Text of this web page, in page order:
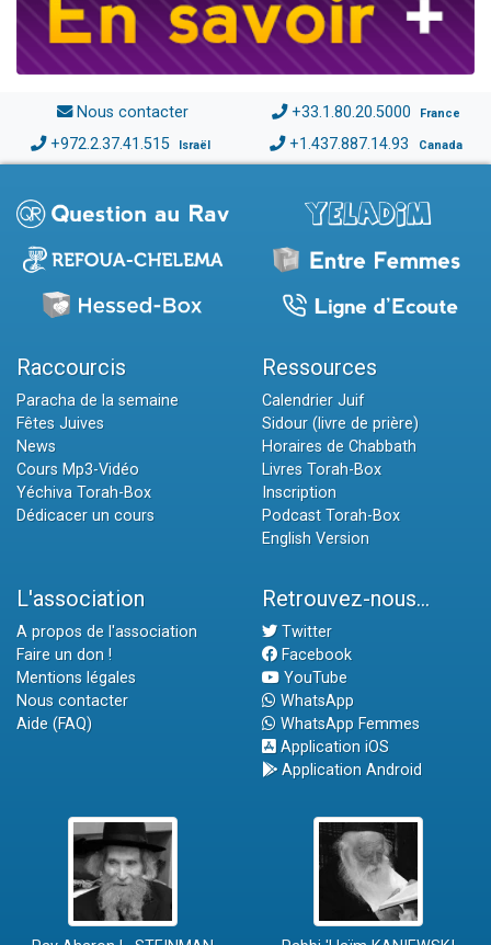
Nous contacter +33.1.80.20.5000 France
+972.2.37.41.515 Israël +1.437.887.14.93 Canada
Raccourcis
Paracha de la semaine
Fêtes Juives
News
Cours Mp3-Vidéo
Yéchiva Torah-Box
Dédicacer un cours
Ressources
Calendrier Juif
Sidour (livre de prière)
Horaires de Chabbath
Livres Torah-Box
Inscription
Podcast Torah-Box
English Version
L'association
A propos de l'association
Faire un don !
Mentions légales
Nous contacter
Aide (FAQ)
Retrouvez-nous...
Twitter
Facebook
YouTube
WhatsApp
WhatsApp Femmes
Application iOS
Application Android